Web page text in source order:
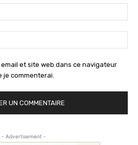
et site web dans ce navigateur
je commenterai.
- Advertisement -